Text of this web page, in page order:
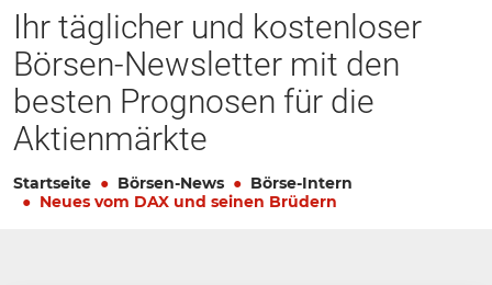
Ihr täglicher und kostenloser
Börsen-Newsletter mit den
besten Prognosen für die
Aktienmärkte
Startseite Börsen-News
Börse-Intern
Neues vom DAX und seinen Brüdern